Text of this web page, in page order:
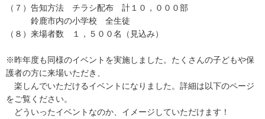
（７）告知方法 チラシ配布 計１０，０００部
鈴鹿市内の小学校 全生徒
（８）来場者数 １，５００名（見込み）
※昨年度も同様のイベントを実施しました。たくさんの子どもや保
護者の方に来場いただき、
楽しんでいただけるイベントになりました。詳細は以下のページ
をご覧ください。
どういったイベントなのか、イメージしていただけます！